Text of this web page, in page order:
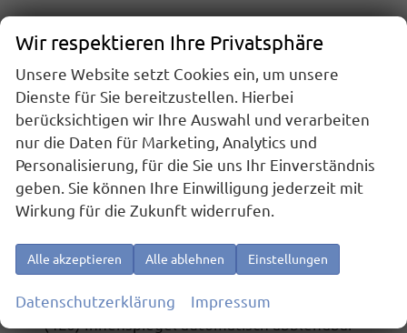
(UG1) Berganfahrassistent
(8J3) ""FRONT ASSIST"" - mit Warnen und
Bremsen auf Fahrzeuge, Fu~g{nger und
Radfahrer
(EM2) Ablenkungs- und Müdigkeitserkennung
(4G3) Mit Ausweichunterstützung mit
Abbiegeassistent
(8G5) Multipler Matrix-Beam
(LT2) Mit Speedlimiter (LIM), mit Intelligent
Speed Assist (ISA)
(2H5) Fahrprofilauswahl und konv. Dämpfer
Wir respektieren Ihre Privatsphäre
Unsere Website setzt Cookies ein, um unsere
Dienste für Sie bereitzustellen. Hierbei
berücksichtigen wir Ihre Auswahl und verarbeiten
nur die Daten für Marketing, Analytics und
Personalisierung, für die Sie uns Ihr Einverständnis
geben. Sie können Ihre Einwilligung jederzeit mit
Wirkung für die Zukunft widerrufen.
Alle akzeptieren Alle ablehnen Einstellungen
Datenschutzerklärung Impressum